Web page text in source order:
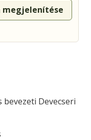
megjelenítése
Devecseri